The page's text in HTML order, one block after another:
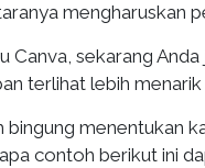
mengharuskan
Canva, sekarang
terlihat lebih menarik
bingung menentukan
contoh berikut ini